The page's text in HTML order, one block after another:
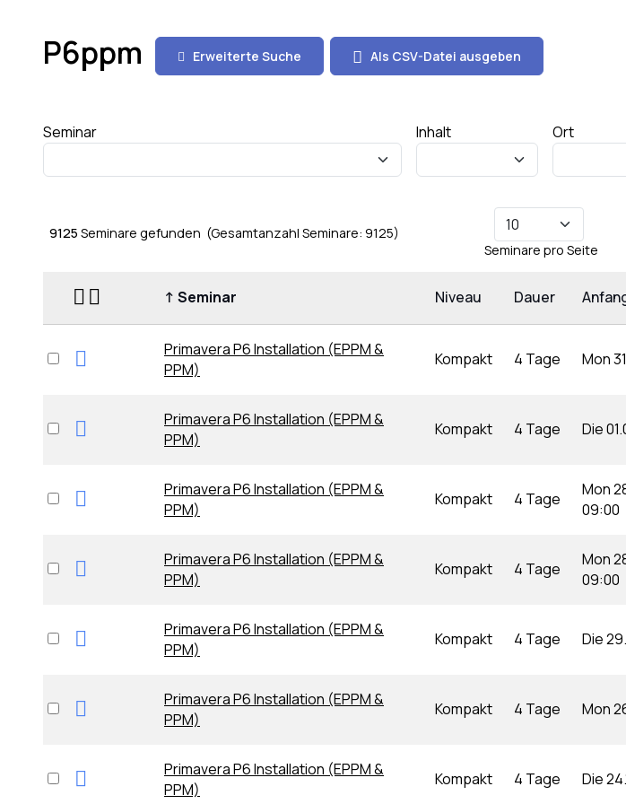
P6ppm Erweiterte Suche Als CSV-Datei ausgeben
Seminar Inhalt Ort
9125 Seminare gefunden (Gesamtanzahl Seminare: 9125)
Seminare pro Seite
↑ Seminar Niveau Dauer
Primavera P6 Installation (EPPM &
PPM)
Kompakt 4 Tage Mon
Primavera P6 Installation (EPPM &
PPM)
Kompakt 4 Tage Die
Primavera P6 Installation (EPPM &
PPM)
Kompakt 4 Tage
Mon
09:00
Primavera P6 Installation (EPPM &
PPM)
Kompakt 4 Tage
Mon
09:00
Primavera P6 Installation (EPPM &
PPM)
Kompakt 4 Tage Die
Primavera P6 Installation (EPPM &
PPM)
Kompakt 4 Tage Mon
Primavera P6 Installation (EPPM &
PPM)
Kompakt 4 Tage Die